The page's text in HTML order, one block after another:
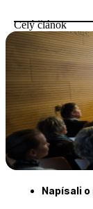
Celý článok
Napísali o